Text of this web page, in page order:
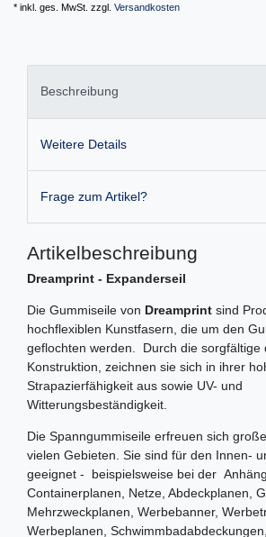
* inkl. ges. MwSt. zzgl. Versandkosten
Beschreibung
Weitere Details
Frage zum Artikel?
Artikelbeschreibung
Dreamprint - Expanderseil
Die Gummiseile von Dreamprint sind
hochflexiblen Kunstfasern, die um den
geflochten werden. Durch die sorgfältige
Konstruktion, zeichnen sie sich in ihrer
Strapazierfähigkeit aus sowie UV- und
Witterungsbeständigkeit.
Die Spanngummiseile erfreuen sich
vielen Gebieten. Sie sind für den Innen-
geeignet - beispielsweise bei der
Containerplanen, Netze, Abdeckplanen,
Mehrzweckplanen, Werbebanner,
Werbeplanen,